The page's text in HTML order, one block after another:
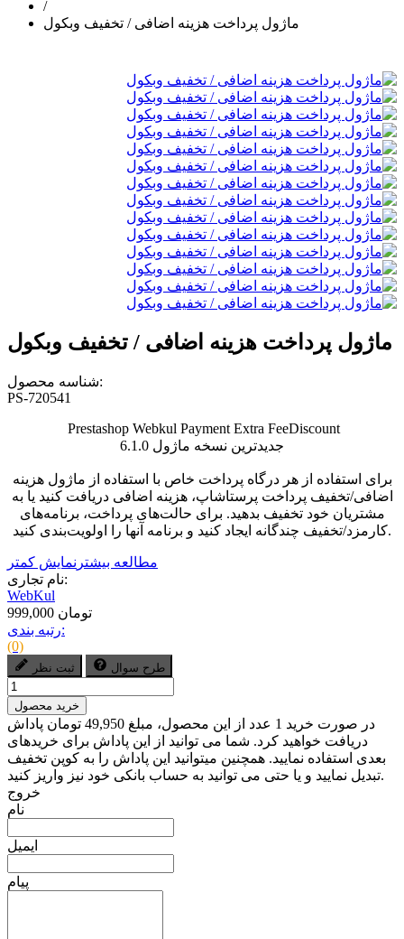
/
ماژول پرداخت هزینه اضافی / تخفیف وبکول
ماژول پرداخت هزینه اضافی / تخفیف وبکول
شناسه محصول:
PS-720541
Prestashop Webkul Payment Extra FeeDiscount
جدیدترین نسخه ماژول 6.1.0
برای استفاده از هر درگاه پرداخت خاص با استفاده از ماژول هزینه
اضافی/تخفیف پرداخت پرستاشاپ، هزینه اضافی دریافت کنید یا به
مشتریان خود تخفیف بدهید. برای حالت‌های پرداخت، برنامه‌های
کارمزد/تخفیف چندگانه ایجاد کنید و برنامه آنها را اولویت‌بندی کنید.
مطالعه بیشتر نمایش کمتر
نام تجاری:
WebKul
999,000 تومان
رتبه بندی:
(0)
ثبت نظر طرح سوال
خرید محصول
در صورت خرید 1 عدد از این محصول، مبلغ 49,950 تومان پاداش
دریافت خواهید کرد. شما می توانید از این پاداش برای خریدهای
بعدی استفاده نمایید. همچنین میتوانید این پاداش را به کوپن تخفیف
تبدیل نمایید و یا حتی می توانید به حساب بانکی خود نیز واریز کنید.
خروج
نام
ایمیل
پیام